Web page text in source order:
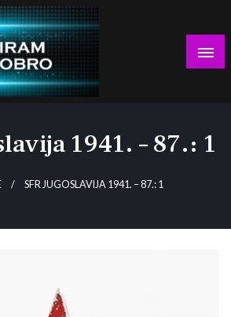
1941. – 87.: 1
SFR JUGOSLAVIJA 1941. – 87.: 1